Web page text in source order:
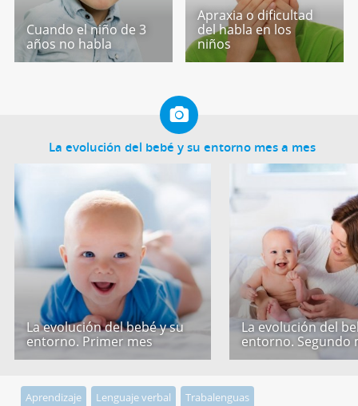
Cuando el niño de 3
años no habla
Apraxia o dificultad
del habla en los
niños
La evolución del bebé y su entorno mes a mes
La evolución del bebé y su
entorno. Primer mes
La evolución del
entorno. Segundo
Aprendizaje Lenguaje verbal Trabalenguas